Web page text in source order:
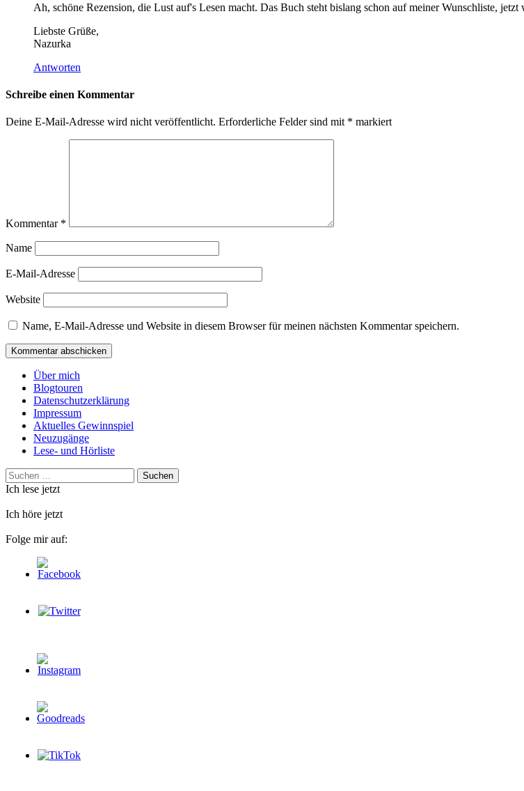
Ah, schöne Rezension, die Lust auf's Lesen macht. Das Buch steht bislang schon auf meiner Wunschliste,
Liebste Grüße,
Nazurka
Antworten
Schreibe einen Kommentar
Deine E-Mail-Adresse wird nicht veröffentlicht. Erforderliche Felder sind mit * markiert
Kommentar *
Name
E-Mail-Adresse
Website
Name, E-Mail-Adresse und Website in diesem Browser für meinen nächsten Kommentar speichern.
Über mich
Blogtouren
Datenschutzerklärung
Impressum
Aktuelles Gewinnspiel
Neuzugänge
Lese- und Hörliste
Suchen
nach:
Ich lese jetzt
Ich höre jetzt
Folge mir auf: